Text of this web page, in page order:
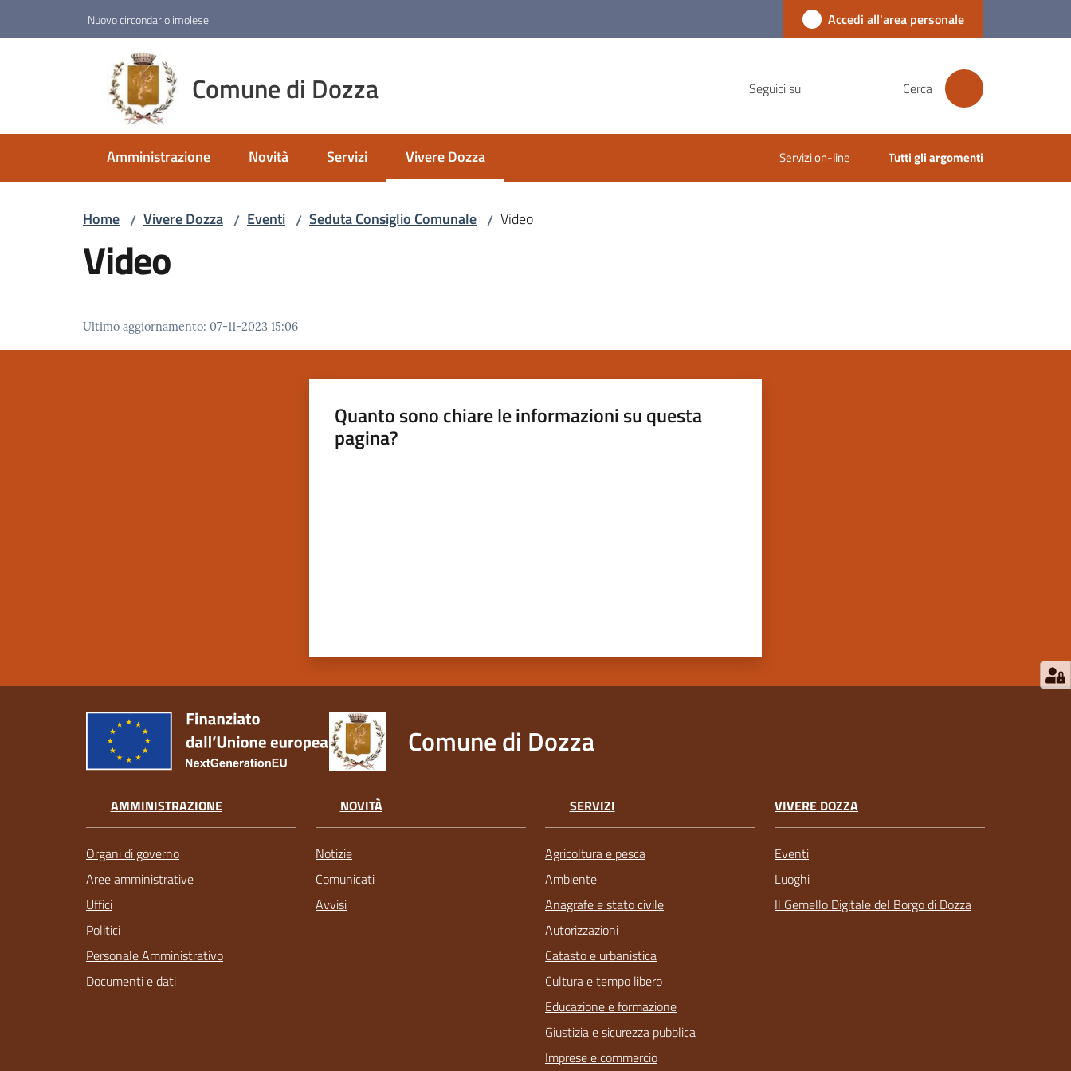
Nuovo circondario imolese Accedi all'area personale
Comune di Dozza Seguici su Cerca
Amministrazione Novità Servizi Vivere Dozza
Menu selezionato Servizi on-line Tutti gli argomenti
Home / Vivere Dozza / Eventi / Seduta Consiglio Comunale / Video
Video
Ultimo aggiornamento: 07-11-2023 15:06
Quanto sono chiare le informazioni su questa
pagina?
Comune di Dozza
AMMINISTRAZIONE
Organi di governo
Aree amministrative
Uffici
Politici
Personale Amministrativo
Documenti e dati
NOVITÀ
Notizie
Comunicati
Avvisi
SERVIZI
Agricoltura e pesca
Ambiente
Anagrafe e stato civile
Autorizzazioni
Catasto e urbanistica
Cultura e tempo libero
Educazione e formazione
Giustizia e sicurezza pubblica
Imprese e commercio
VIVERE DOZZA
Eventi
Luoghi
Il Gemello Digitale del Borgo di Dozza